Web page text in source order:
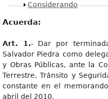
Mostrar
Considerando
Acuerda:
Art. 1.- Dar por
Salvador Piedra como
y Obras Públicas, ante la
Terrestre, Tránsito y
constante en el
abril del 2010.